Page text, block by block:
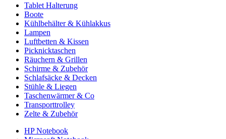
Tablet Halterung
Boote
Kühlbehälter & Kühlakkus
Lampen
Luftbetten & Kissen
Picknicktaschen
Räuchern & Grillen
Schirme & Zubehör
Schlafsäcke & Decken
Stühle & Liegen
Taschenwärmer & Co
Transporttrolley
Zelte & Zubehör
HP Notebook